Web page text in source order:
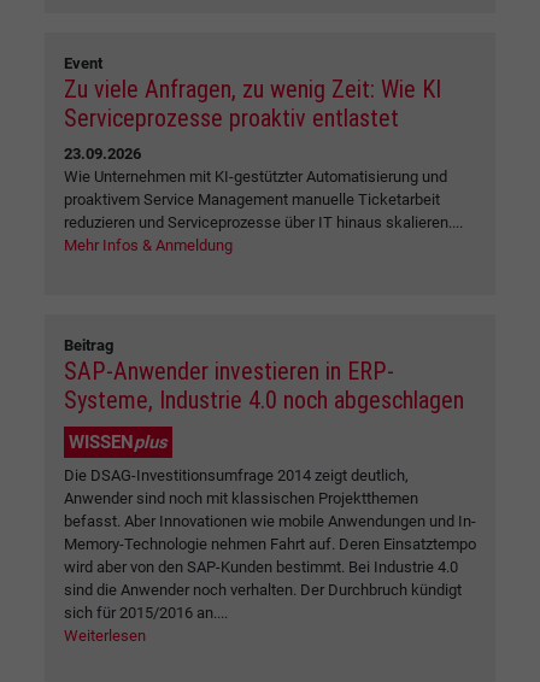
Event
Zu viele Anfragen, zu wenig Zeit: Wie KI
Serviceprozesse proaktiv entlastet
23.09.2026
Wie Unternehmen mit KI-gestützter Automatisierung und
proaktivem Service Management manuelle Ticketarbeit
reduzieren und Serviceprozesse über IT hinaus skalieren....
Mehr Infos & Anmeldung
Beitrag
SAP-Anwender investieren in ERP-
Systeme, Industrie 4.0 noch abgeschlagen
WISSENplus
Die DSAG-Investitionsumfrage 2014 zeigt deutlich,
Anwender sind noch mit klassischen Projektthemen
befasst. Aber Innovationen wie mobile Anwendungen und In-
Memory-Technologie nehmen Fahrt auf. Deren Einsatztempo
wird aber von den SAP-Kunden bestimmt. Bei Industrie 4.0
sind die Anwender noch verhalten. Der Durchbruch kündigt
sich für 2015/2016 an....
Weiterlesen